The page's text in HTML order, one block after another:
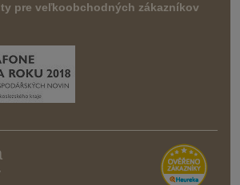
pre veľkoobchodných zákazníkov